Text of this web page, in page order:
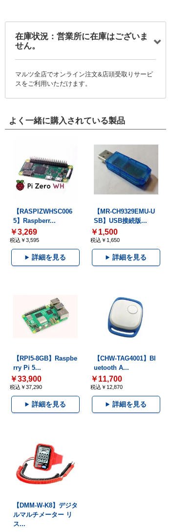
在庫状況：営業所に在庫はございま
せん。
マルツ全店でオンライン注文&店頭受取りサービ
スをご利用いただけます。
よく一緒に購入されている製品
【RASPIZWHSC006
5】Raspberr...
￥3,269
税込￥3,595
詳細を見る
【MR-CH9329EMU-U
SB】USB接続版...
￥1,500
税込￥1,650
詳細を見る
【RPI5-8GB】Raspbe
rry Pi 5...
￥33,900
税込￥37,290
詳細を見る
【CHW-TAG4001】Bl
uetooth A...
￥11,700
税込￥12,870
詳細を見る
【DMM-W-K8】デジタ
ルマルチメーター リ
ス...